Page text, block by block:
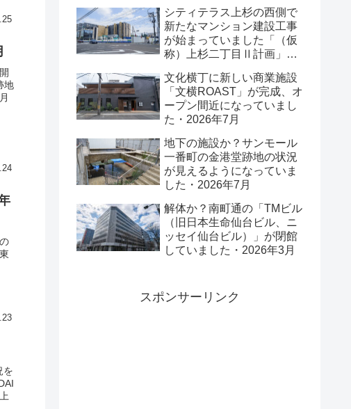
地
を
年7月16日
シティテラス上杉の西側で
新たなマンション建設工事
が始まっていました「（仮
称）上杉二丁目Ⅱ計画」・
文化横丁に新しい商業施設
「文横ROAST」が完成、オ
ープン間近になっていまし
た・2026年7月
地下の施設か？サンモール
一番町の金港堂跡地の状況
が見えるようになっていま
した・2026年7月
解体か？南町通の「TMビル
（旧日本生命仙台ビル、ニ
ッセイ仙台ビル）」が閉館
していました・2026年3月
スポンサーリンク